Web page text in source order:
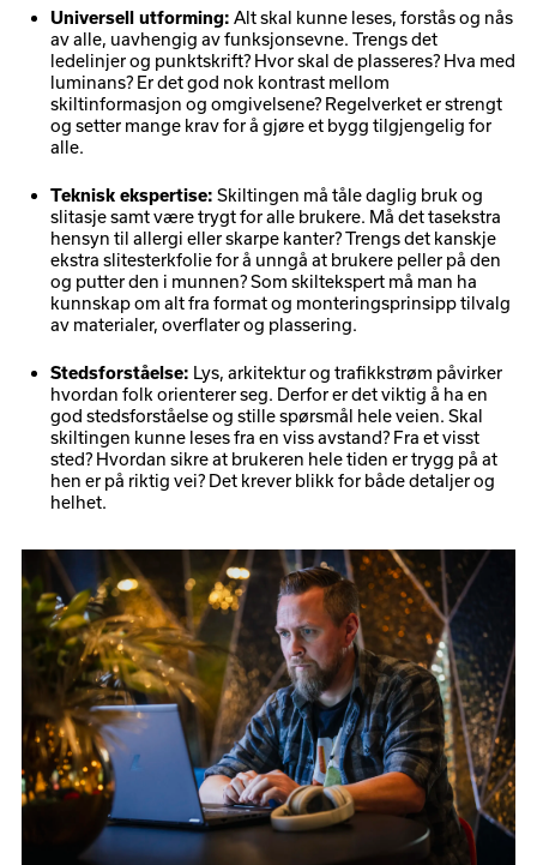
Universell utforming: Alt skal kunne leses, forstås og nås
av alle, uavhengig av funksjonsevne. Trengs det
ledelinjer og punktskrift? Hvor skal de plasseres? Hva med
luminans? Er det god nok kontrast mellom
skiltinformasjon og omgivelsene? Regelverket er strengt
og setter mange krav for å gjøre et bygg tilgjengelig for
alle.
Teknisk ekspertise: Skiltingen må tåle daglig bruk og
slitasje samt være trygt for alle brukere. Må det tasekstra
hensyn til allergi eller skarpe kanter? Trengs det kanskje
ekstra slitesterkfolie for å unngå at brukere peller på den
og putter den i munnen? Som skiltekspert må man ha
kunnskap om alt fra format og monteringsprinsipp tilvalg
av materialer, overflater og plassering.
Stedsforståelse: Lys, arkitektur og trafikkstrøm påvirker
hvordan folk orienterer seg. Derfor er det viktig å ha en
god stedsforståelse og stille spørsmål hele veien. Skal
skiltingen kunne leses fra en viss avstand? Fra et visst
sted? Hvordan sikre at brukeren hele tiden er trygg på at
hen er på riktig vei? Det krever blikk for både detaljer og
helhet.